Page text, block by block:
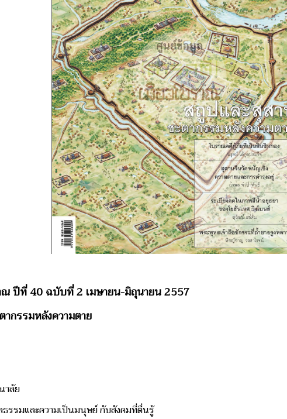
ณ ปีที่ 40 ฉบับที่ 2 เมษายน-มิถุนายน2557
กรรมหลังความตาย
าลัย
ธรรมและความเป็นมนุษย์ กับสังคมที่ตื่นรู้